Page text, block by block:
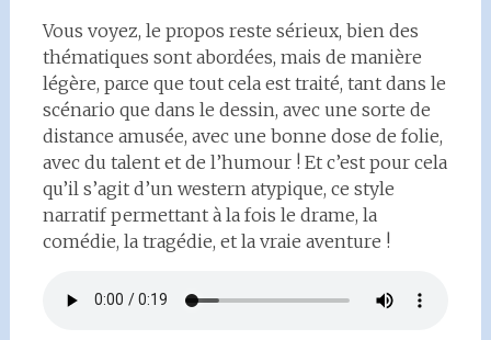
Vous voyez, le propos reste sérieux, bien des
thématiques sont abordées, mais de manière
légère, parce que tout cela est traité, tant dans le
scénario que dans le dessin, avec une sorte de
distance amusée, avec une bonne dose de folie,
avec du talent et de l’humour ! Et c’est pour cela
qu’il s’agit d’un western atypique, ce style
narratif permettant à la fois le drame, la
comédie, la tragédie, et la vraie aventure !